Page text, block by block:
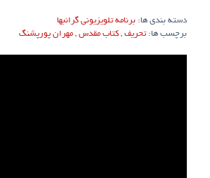
دسته بندی ها: برنامه تلویزیونی گرانبها
برچسب ها:تحریف , کتاب مقدس , مهران پورپشنگ